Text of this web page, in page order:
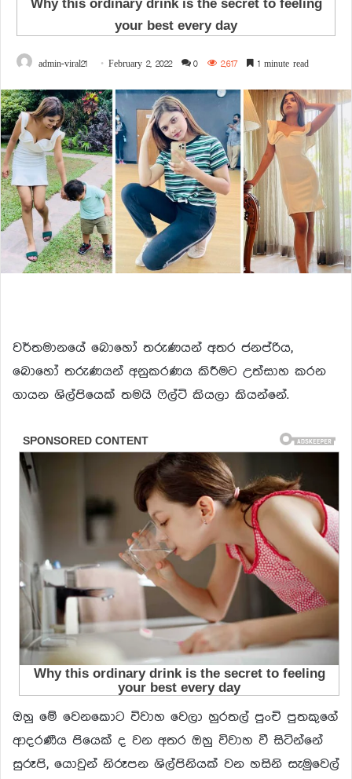
admin-viral21 February 2, 2022 0 2,617 1 minute read
වර්තමානයේ බොහෝ තරුණයන් අතර ජනප්රිය,
බොහෝ තරුණයන් අනුකරණය කිරීමට උත්සාහ කරන
ගායන ශිල්පියෙක් තමයි ෆිල්ටි කියලා කියන්නේ.
ඔහු මේ වෙනකොට විවාහ වෙලා හුරතල් පුංචි පුතකුගේ
ආදරණීය පියෙක් ද වන අතර ඔහු විවාහ වී සිටින්නේ
සුරූපි, යොවුන් නිරූපන ශිල්පිනියක් වන හසිනි සැමුවෙල්